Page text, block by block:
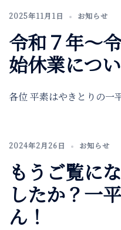
2025年11月1日 お知らせ
令和７年～
始休業につ
各位 平素はやきとりの
2024年2月26日 お知らせ
もうご覧に
したか？一
ん！